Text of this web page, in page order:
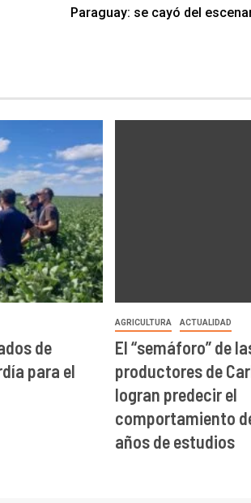
Paraguay: se cayó del
de
para el
AGRICULTURA ACTUALIDAD
El “semáforo” de
productores de
logran predecir el
comportamiento
años de estudios